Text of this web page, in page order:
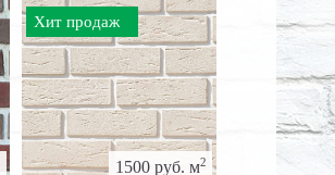
1500 руб. м2
Хит продаж